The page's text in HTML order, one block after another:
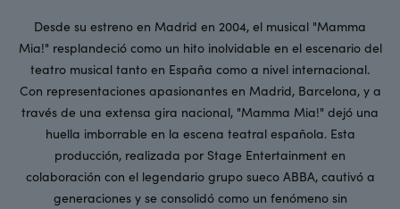
Desde su estreno en Madrid en 2004, el musical "Mamma
Mia!" resplandeció como un hito inolvidable en el escenario del
teatro musical tanto en España como a nivel internacional.
Con representaciones apasionantes en Madrid, Barcelona, y a
través de una extensa gira nacional, "Mamma Mia!" dejó una
huella imborrable en la escena teatral española. Esta
producción, realizada por Stage Entertainment en
colaboración con el legendario grupo sueco ABBA, cautivó a
generaciones y se consolidó como un fenómeno sin